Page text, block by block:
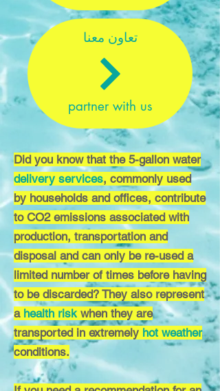
تعاون معنا
partner with us
Did you know that the 5-gallon water
delivery services, commonly used
by households and offices, contribute
to CO2 emissions associated with
production, transportation and
disposal and can only be re-used a
limited number of times before having
to be discarded? They also represent
a health risk when they are
transported in extremely hot weather
conditions.